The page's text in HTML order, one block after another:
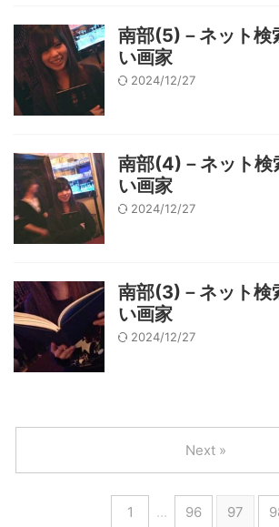
南部(5)－ネット検
い画家
2024/12/27
南部(4)－ネット検
い画家
2024/12/27
南部(3)－ネット検
い画家
2024/12/27
1 … 96 97
Next »